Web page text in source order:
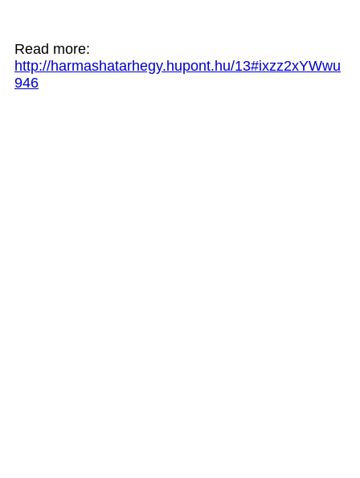
Read more:
http://harmashatarhegy.hupont.hu/13#ixzz2xYWwu
946